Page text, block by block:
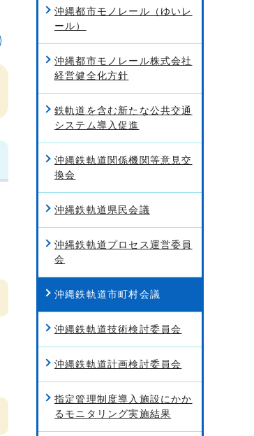
沖縄都市モノレール（ゆいレ
ール）
沖縄都市モノレール株式会社
経営健全化方針
鉄軌道を含む新たな公共交通
システム導入促進
沖縄鉄軌道関係機関等意見交
換会
沖縄鉄軌道県民会議
沖縄鉄軌道プロセス運営委員
会
沖縄鉄軌道市町村会議
沖縄鉄軌道技術検討委員会
沖縄鉄軌道計画検討委員会
指定管理制度導入施設にかか
るモニタリング実施結果